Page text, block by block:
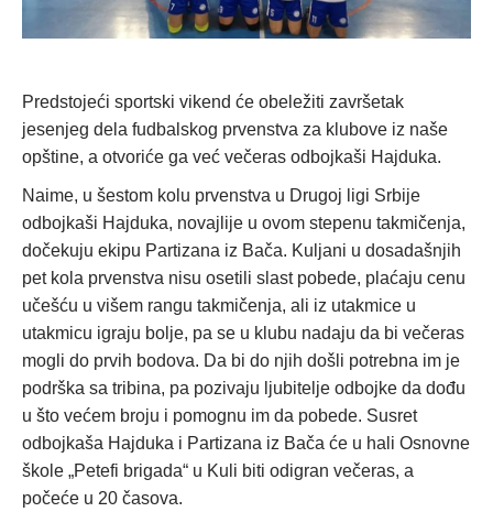
Predstojeći sportski vikend će obeležiti završetak
jesenjeg dela fudbalskog prvenstva za klubove iz naše
opštine, a otvoriće ga već večeras odbojkaši Hajduka.
Naime, u šestom kolu prvenstva u Drugoj ligi Srbije
odbojkaši Hajduka, novajlije u ovom stepenu takmičenja,
dočekuju ekipu Partizana iz Bača. Kuljani u dosadašnjih
pet kola prvenstva nisu osetili slast pobede, plaćaju cenu
učešću u višem rangu takmičenja, ali iz utakmice u
utakmicu igraju bolje, pa se u klubu nadaju da bi večeras
mogli do prvih bodova. Da bi do njih došli potrebna im je
podrška sa tribina, pa pozivaju ljubitelje odbojke da dođu
u što većem broju i pomognu im da pobede. Susret
odbojkaša Hajduka i Partizana iz Bača će u hali Osnovne
škole „Petefi brigada“ u Kuli biti odigran večeras, a
počeće u 20 časova.